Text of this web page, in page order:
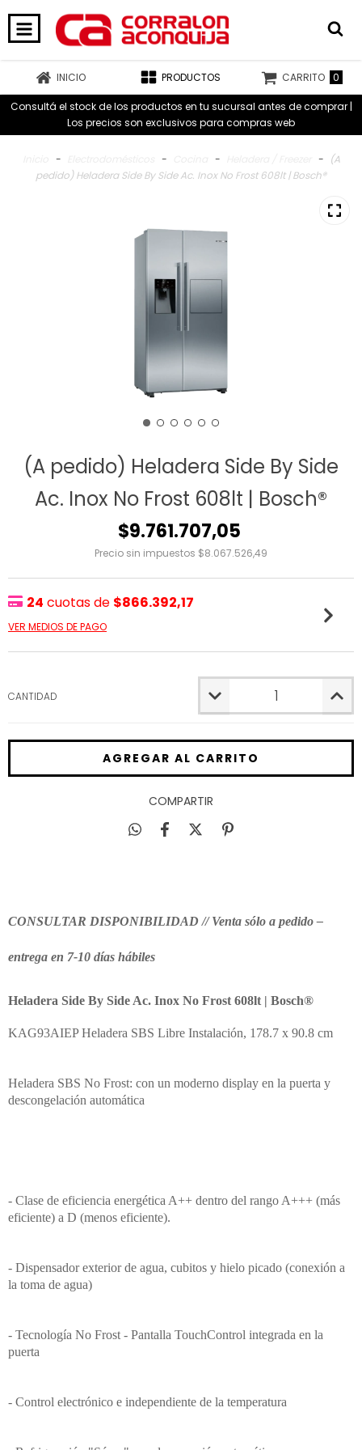
INICIO PRODUCTOS CARRITO 0
Consultá el stock de los productos en tu sucursal antes de comprar |
Los precios son exclusivos para compras web
- - - -
(A
pedido) Heladera Side By Side Ac. Inox No Frost 608lt | Bosch®
(A pedido) Heladera Side By Side
Ac. Inox No Frost 608lt | Bosch®
$9.761.707,05
Precio sin impuestos $8.067.526,49
24 cuotas de $866.392,17
VER MEDIOS DE PAGO
CANTIDAD
COMPARTIR
CONSULTAR DISPONIBILIDAD // Venta sólo a pedido –
entrega en 7-10 días hábiles
Heladera Side By Side Ac. Inox No Frost 608lt | Bosch®
KAG93AIEP Heladera SBS Libre Instalación, 178.7 x 90.8 cm
Heladera SBS No Frost: con un moderno display en la puerta y
descongelación automática
- Clase de eficiencia energética A++ dentro del rango A+++ (más
eficiente) a D (menos eficiente).
- Dispensador exterior de agua, cubitos y hielo picado (conexión a
la toma de agua)
- Tecnología No Frost - Pantalla TouchControl integrada en la
puerta
- Control electrónico e independiente de la temperatura